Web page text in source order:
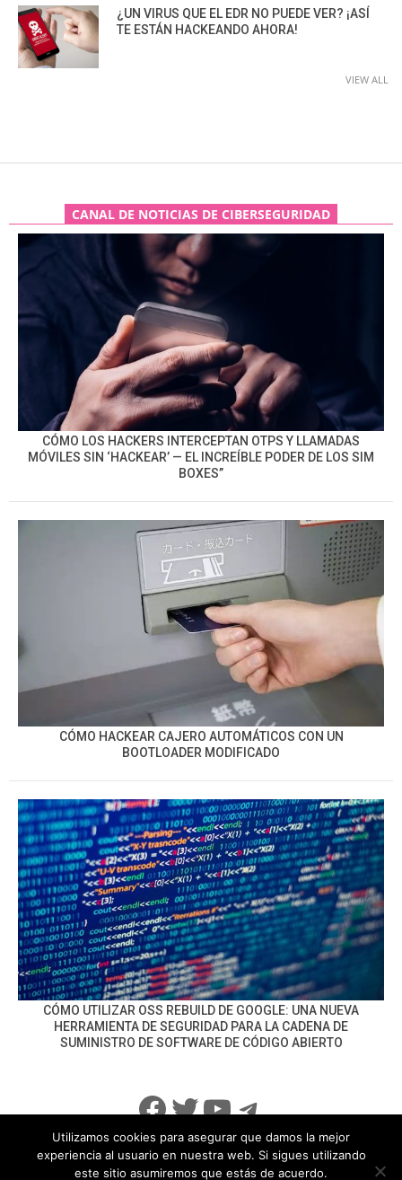
¿UN VIRUS QUE EL EDR NO PUEDE VER? ¡ASÍ
TE ESTÁN HACKEANDO AHORA!
VIEW ALL
CANAL DE NOTICIAS DE CIBERSEGURIDAD
CÓMO LOS HACKERS INTERCEPTAN OTPS Y LLAMADAS
MÓVILES SIN ‘HACKEAR’ — EL INCREÍBLE PODER DE LOS SIM
BOXES”
CÓMO HACKEAR CAJERO AUTOMÁTICOS CON UN
BOOTLOADER MODIFICADO
CÓMO UTILIZAR OSS REBUILD DE GOOGLE: UNA NUEVA
HERRAMIENTA DE SEGURIDAD PARA LA CADENA DE
SUMINISTRO DE SOFTWARE DE CÓDIGO ABIERTO
Facebook
Twitter
YouTube
Telegram
info@noticiasseguridad.com Política de Privacidad
Utilizamos cookies para asegurar que damos la mejor
experiencia al usuario en nuestra web. Si sigues utilizando
este sitio asumiremos que estás de acuerdo.